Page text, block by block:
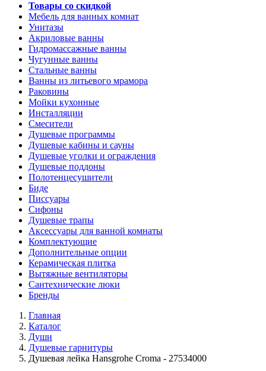
Товары со скидкой
Мебель для ванных комнат
Унитазы
Акриловые ванны
Гидромассажные ванны
Чугунные ванны
Стальные ванны
Ванны из литьевого мрамора
Раковины
Мойки кухонные
Инсталляции
Смесители
Душевые программы
Душевые кабины и сауны
Душевые уголки и ограждения
Душевые поддоны
Полотенцесушители
Биде
Писсуары
Сифоны
Душевые трапы
Аксессуары для ванной комнаты
Комплектующие
Дополнительные опции
Керамическая плитка
Вытяжные вентиляторы
Сантехнические люки
Бренды
Главная
Каталог
Души
Душевые гарнитуры
Душевая лейка Hansgrohe Croma - 27534000